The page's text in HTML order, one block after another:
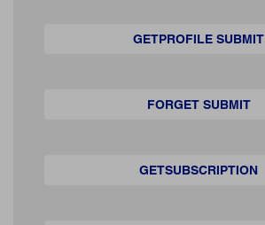
GETPROFILE SUBMIT
FORGET SUBMIT
GETSUBSCRIPTION